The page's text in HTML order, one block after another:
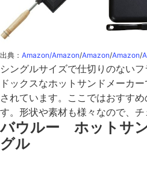
出典： Amazon/Amazon/Amazon/Amazon/
シングルサイズで仕切りのない
ドックスなホットサンドメーカ
されています。ここではおすす
す。形状や素材も様々なので、チ
バウルー ホットサ
グル